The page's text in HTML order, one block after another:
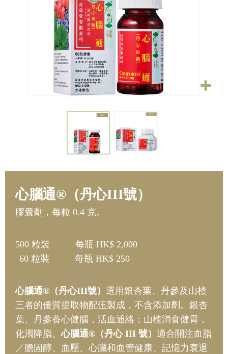
心腦通®（丹心III號）
膠囊劑，每粒 0.4 克。
500 粒裝
每瓶 HK$ 2,000
60 粒裝
每瓶 HK$ 250
心腦通®（丹心III號） 選用銀杏葉、丹參及山楂
三者的優質提取物配伍製成，不含添加劑。銀杏
葉、丹參養心健腦，活血通絡；山楂消食健胃，
化濁降脂。心腦通®（丹心 III 號） 適合關注血脂
／膽固醇、血壓、心臟和血管健康、記憶力衰退